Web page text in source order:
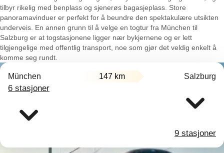
tilbyr rikelig med benplass og sjenerøs bagasjeplass. Store
panoramavinduer er perfekt for å beundre den spektakulære utsikten
underveis. En annen grunn til å velge en togtur fra München til
Salzburg er at togstasjonene ligger nær bykjernene og er lett
tilgjengelige med offentlig transport, noe som gjør det veldig enkelt å
komme seg rundt.
München 147 km Salzburg
6 stasjoner
9 stasjoner